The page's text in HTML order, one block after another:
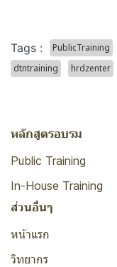
Tags : PublicTraining
dtntraining
hrdzenter
หลักสูตรอบรม
Public Training
In-House Training
ส่วนอื่นๆ
หน้าแรก
วิทยากร